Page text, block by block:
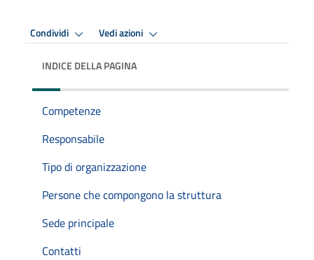
Condividi Vedi azioni
INDICE DELLA PAGINA
Competenze
Responsabile
Tipo di organizzazione
Persone che compongono la struttura
Sede principale
Contatti